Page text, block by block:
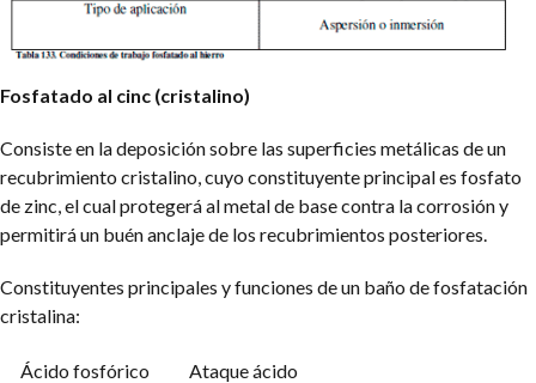
Fosfatado al cinc (cristalino)
Consiste en la deposición sobre las superficies metálicas de un
recubrimiento cristalino, cuyo constituyente principal es fosfato
de zinc, el cual protegerá al metal de base contra la corrosión y
permitirá un buén anclaje de los recubrimientos posteriores.
Constituyentes principales y funciones de un baño de fosfatación
cristalina:
Ácido fosfórico
Ataque ácido